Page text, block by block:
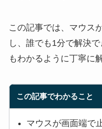
この記事では、マウス
し、誰でも1分で解決
もわかるように丁寧に
この記事でわかること
マウスが画面端で